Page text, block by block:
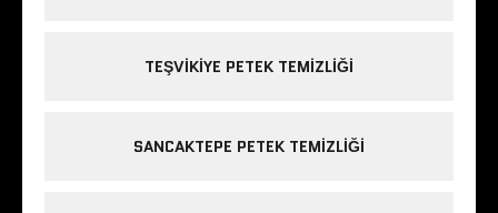
TEŞVIKIYE PETEK TEMIZLIĞI
SANCAKTEPE PETEK TEMIZLIĞI